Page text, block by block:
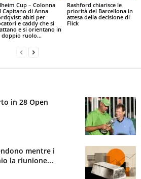
Cup – Colonna
Capitano di Anna
abiti per
e caddy che si
e si orientano in
doppio ruolo...
Rashford chiarisce le
priorità del Barcellona in
attesa della decisione di
Flick
in 28 Open
mentre i
la riunione...